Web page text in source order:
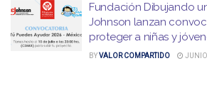
Fundación Dibujando
Johnson lanzan
proteger a niñas y
BYVALOR COMPARTIDO